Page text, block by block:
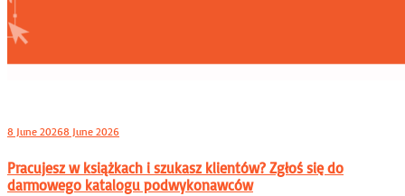
8 June 20268 June 2026
Pracujesz w książkach i szukasz klientów? Zgłoś się do
darmowego katalogu podwykonawców